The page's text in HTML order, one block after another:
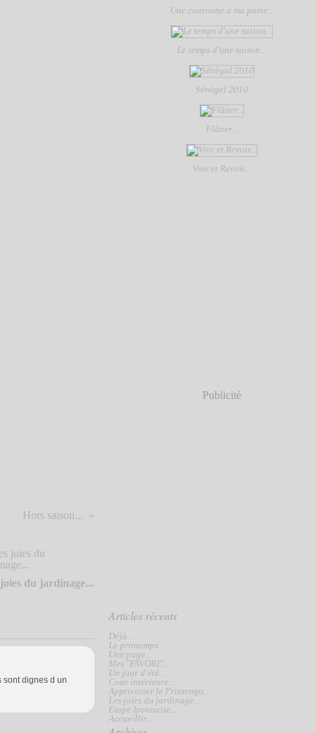
Hors saison...
du jardinage...
sont dignes d un
Une couronne à ma porte...
Le temps d'une saison...
Sénègal 2010
Flâner...
Voir et Revoir...
Publicité
Articles récents
Déjà...
Le printemps...
Une page...
Mes "FAVORI"...
Un jour d'été...
Cour intérieure...
Apprivoiser le Printemps...
Les joies du jardinage...
Etape lyonnaise...
Accueillir...